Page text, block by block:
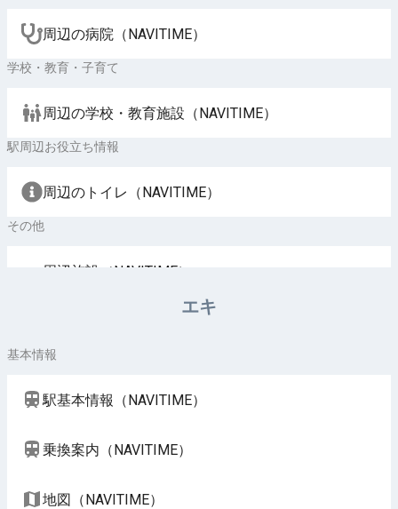
周辺の病院（NAVITIME）
学校・教育・子育て
周辺の学校・教育施設（NAVITIME）
駅周辺お役立ち情報
周辺のトイレ（NAVITIME）
その他
周辺施設（NAVITIME）
エキ
基本情報
駅基本情報（NAVITIME）
乗換案内（NAVITIME）
地図（NAVITIME）